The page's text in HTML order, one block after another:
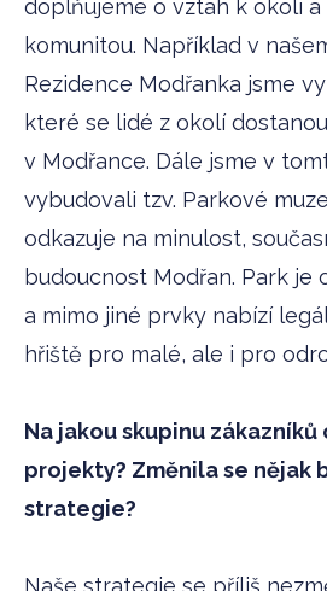
doplňujeme o vztah k okolí
komunitou. Například v
Rezidence Modřanka jsme
které se lidé z okolí
v Modřance. Dále jsme v
vybudovali tzv. Parkové
odkazuje na minulost,
budoucnost Modřan. Park je
a mimo jiné prvky nabízí
hřiště pro malé, ale i pro
Na jakou skupinu zákazníků
projekty? Změnila se nějak
strategie?
Naše strategie se příliš